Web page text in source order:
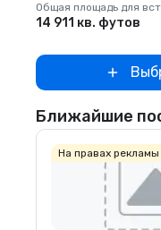
Общая площадь для
14 911 кв. футов
Ближайшие
На правах рекламы